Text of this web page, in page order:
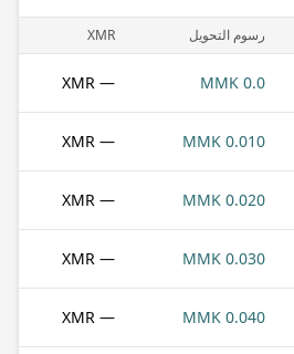
رسوم التحويل XMR
0.0 MMK
— XMR
0.010 MMK
— XMR
0.020 MMK
— XMR
0.030 MMK
— XMR
0.040 MMK
— XMR